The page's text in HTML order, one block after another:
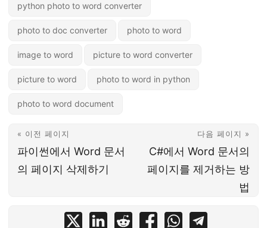
python photo to word converter
photo to doc converter photo to word
image to word picture to word converter
picture to word photo to word in python
photo to word document
« 이전 페이지
파이썬에서 Word 문서
의 페이지 삭제하기
다음 페이지 »
C#에서 Word 문서의
페이지를 제거하는 방
법